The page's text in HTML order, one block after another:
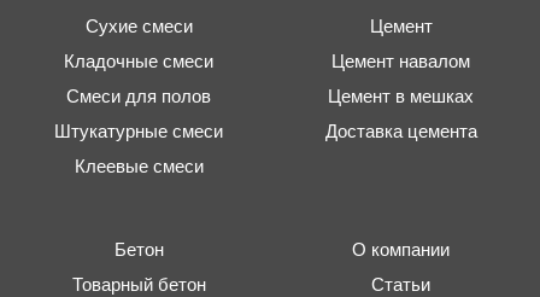
Сухие смеси
Кладочные смеси
Смеси для полов
Штукатурные смеси
Клеевые смеси
Цемент
Цемент навалом
Цемент в мешках
Доставка цемента
Бетон
Товарный бетон
О компании
Статьи